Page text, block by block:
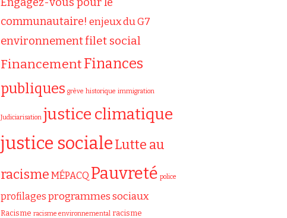
communautaire! enjeux du G7
environnementfilet social
FinancementFinances
publiques grève historique immigration
Judiciarisation justice climatique
justice socialeLutte au
racisme MÉPACQ Pauvreté police
profilages programmes sociaux
Racisme racisme environnemental racisme